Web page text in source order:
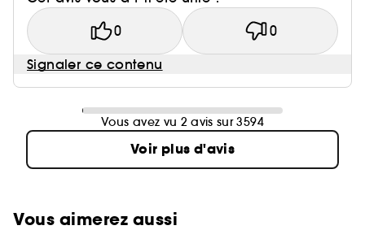
0 0
Signaler ce contenu
Vous avez vu 2 avis sur 3594
Voir plus d'avis
Vous aimerez aussi